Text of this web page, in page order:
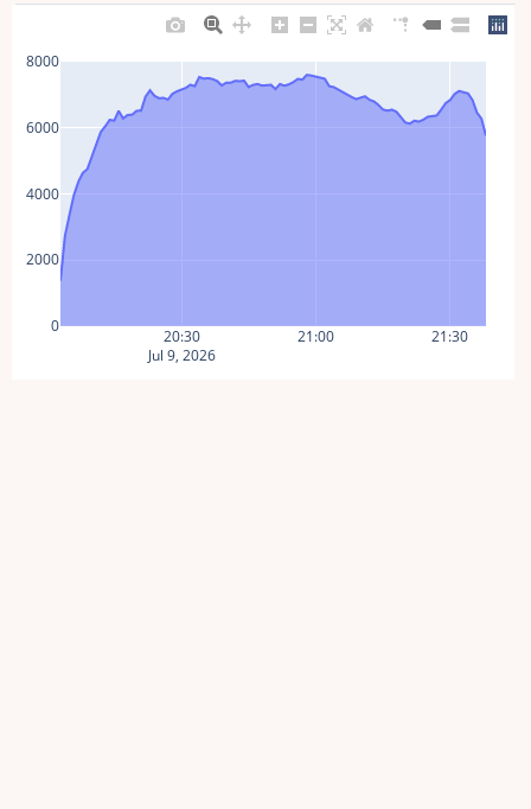
20:30
Jul 9, 2026
21:00 21:30
0
2000
4000
6000
8000